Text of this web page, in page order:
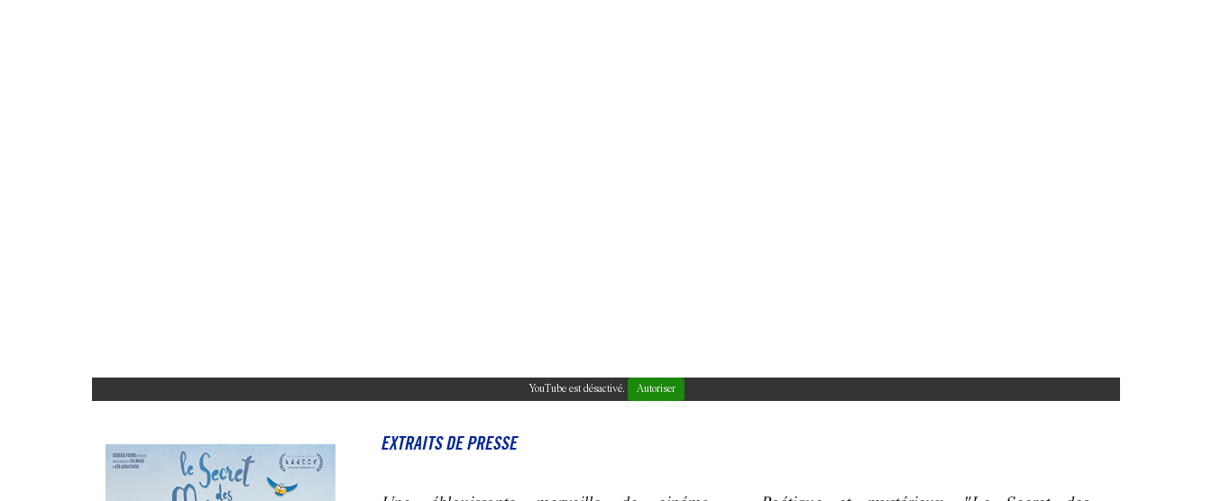
YouTube est désactivé. Autoriser
EXTRAITS DE PRESSE